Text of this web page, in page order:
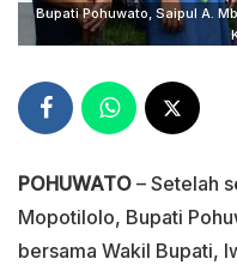
Bupati Pohuwato, Saipul A.
POHUWATO – Setelah
Mopotilolo, Bupati
bersama Wakil Bupati,